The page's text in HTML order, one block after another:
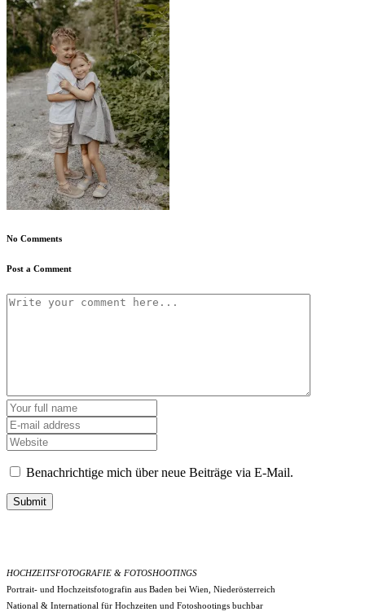
No Comments
Post a Comment
Benachrichtige mich über neue Beiträge via E-Mail.
Submit
HOCHZEITSFOTOGRAFIE & FOTOSHOOTINGS
Portrait- und Hochzeitsfotografin aus Baden bei Wien, Niederösterreich
National & International für Hochzeiten und Fotoshootings buchbar